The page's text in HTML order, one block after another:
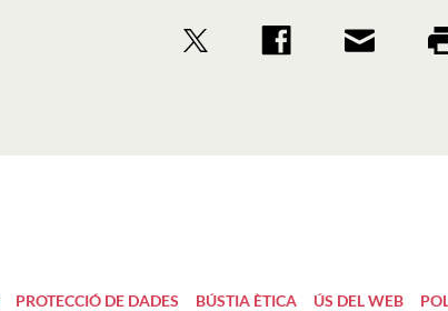
PROTECCIÓ DE DADES BÚSTIA ÈTICA ÚS DEL WEB